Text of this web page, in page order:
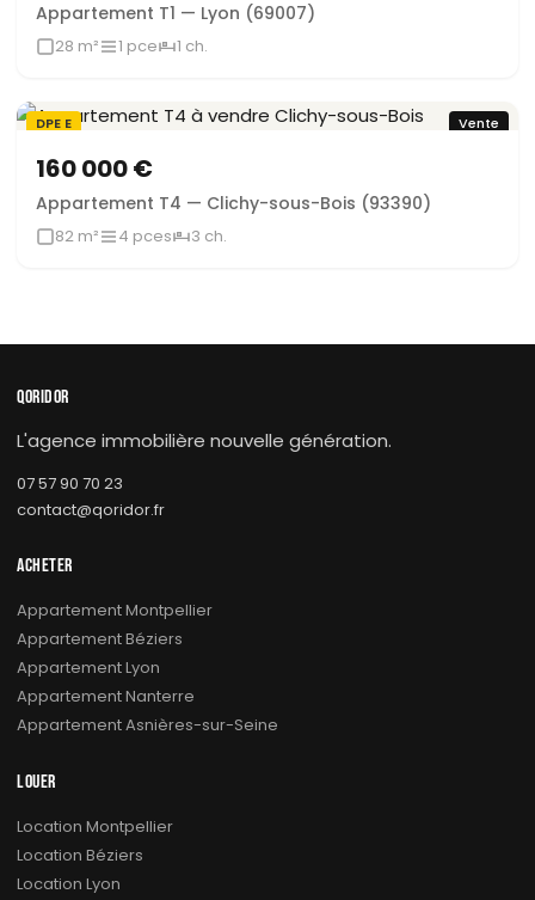
Appartement T1 — Lyon (69007)
28 m² 1 pce 1 ch.
DPE E Vente
160 000 €
Appartement T4 — Clichy-sous-Bois (93390)
82 m² 4 pces 3 ch.
QORIDOR
L'agence immobilière nouvelle génération.
07 57 90 70 23
contact@qoridor.fr
ACHETER
Appartement Montpellier
Appartement Béziers
Appartement Lyon
Appartement Nanterre
Appartement Asnières-sur-Seine
LOUER
Location Montpellier
Location Béziers
Location Lyon